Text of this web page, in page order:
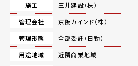
施工
三井建設（株）
管理会社
京阪カインド（株）
管理形態
全部委託（日勤）
用途地域
近隣商業地域